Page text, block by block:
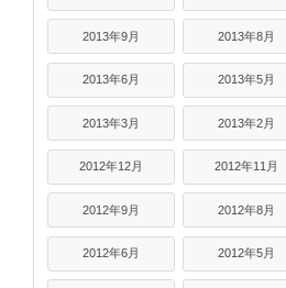
2013年9月 2013年8月
2013年6月 2013年5月
2013年3月 2013年2月
2012年12月 2012年11月
2012年9月 2012年8月
2012年6月 2012年5月